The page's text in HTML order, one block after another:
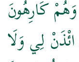
وَهُمْ كَارِهُونَ
لِي وَلَا